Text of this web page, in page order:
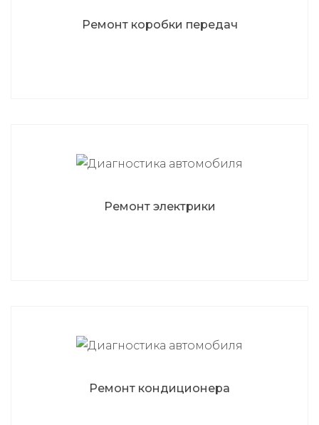
Ремонт коробки передач
Ремонт электрики
Ремонт кондиционера